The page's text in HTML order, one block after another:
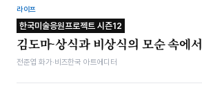
라이프
한국미술응원프로젝트 시즌12
김도마-상식과 비상식의 모순 속에서
전준엽 화가·비즈한국 아트에디터